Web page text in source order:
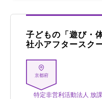
子どもの「遊び・
社小アフタースク
京都府
特定非営利活動法人 放